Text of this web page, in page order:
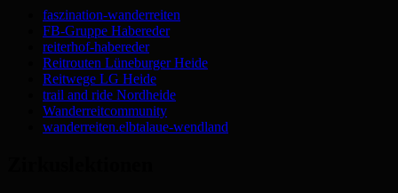
faszination-wanderreiten
FB-Gruppe Habereder
reiterhof-habereder
Reitrouten Lüneburger Heide
Reitwege LG Heide
trail and ride Nordheide
Wanderreitcommunity
wanderreiten.elbtalaue-wendland